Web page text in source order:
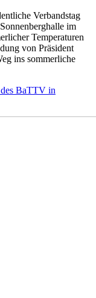
Verbandstag
im
Temperaturen
von Präsident
ins sommerliche
BaTTV in